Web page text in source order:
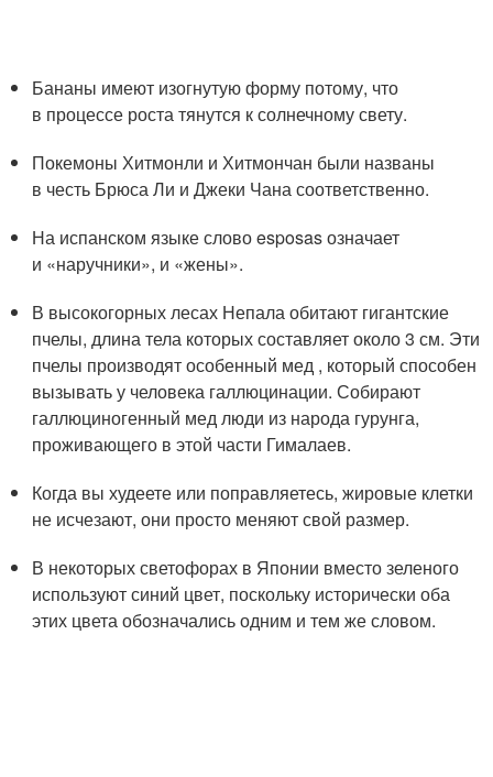
Бананы имеют изогнутую форму потому, что
в процессе роста тянутся к солнечному свету.
Покемоны Хитмонли и Хитмончан были названы
в честь Брюса Ли и Джеки Чана соответственно.
На испанском языке слово esposas означает
и «наручники», и «жены».
В высокогорных лесах Непала обитают гигантские
пчелы, длина тела которых составляет около 3 см. Эти
пчелы производят особенный мед , который способен
вызывать у человека галлюцинации. Собирают
галлюциногенный мед люди из народа гурунга,
проживающего в этой части Гималаев.
Когда вы худеете или поправляетесь, жировые клетки
не исчезают, они просто меняют свой размер.
В некоторых светофорах в Японии вместо зеленого
используют синий цвет, поскольку исторически оба
этих цвета обозначались одним и тем же словом.